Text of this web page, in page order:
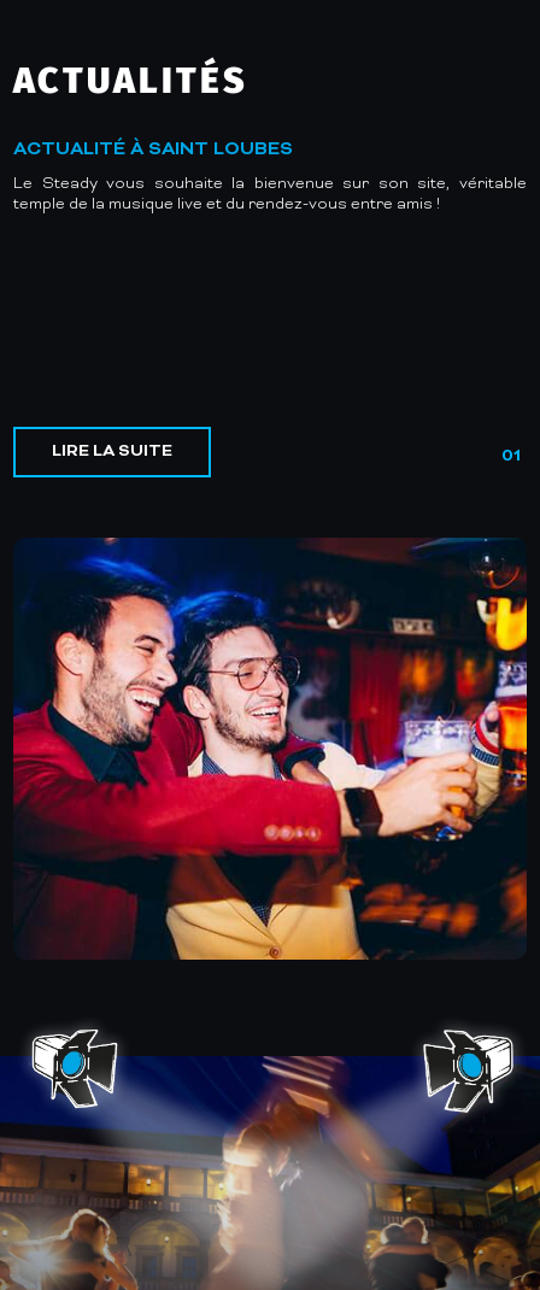
ACTUALITÉS
ACTUALITÉ À SAINT LOUBES
Le Steady vous souhaite la bienvenue sur son site, véritable
temple de la musique live et du rendez-vous entre amis !
LIRE LA SUITE 01